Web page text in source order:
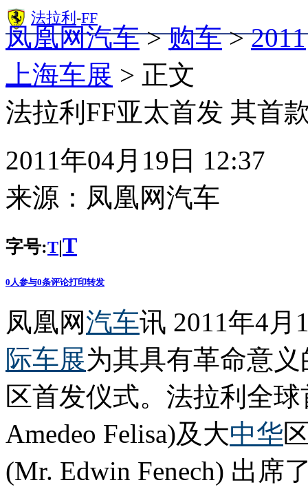
法拉利 -FF
凤凰网汽车>购车>2011
上海车展 > 正文
法拉利FF亚太首发 其首
2011年04月19日 12:37
来源： 凤凰网汽车
字号:T|T
0 人参与0条评论打印转发
凤凰网汽车讯 2011年4月
际车展为其具有革命意
区首发仪式。法拉利全
Amedeo Felisa)及大中华
(Mr. Edwin Fenech) 出席